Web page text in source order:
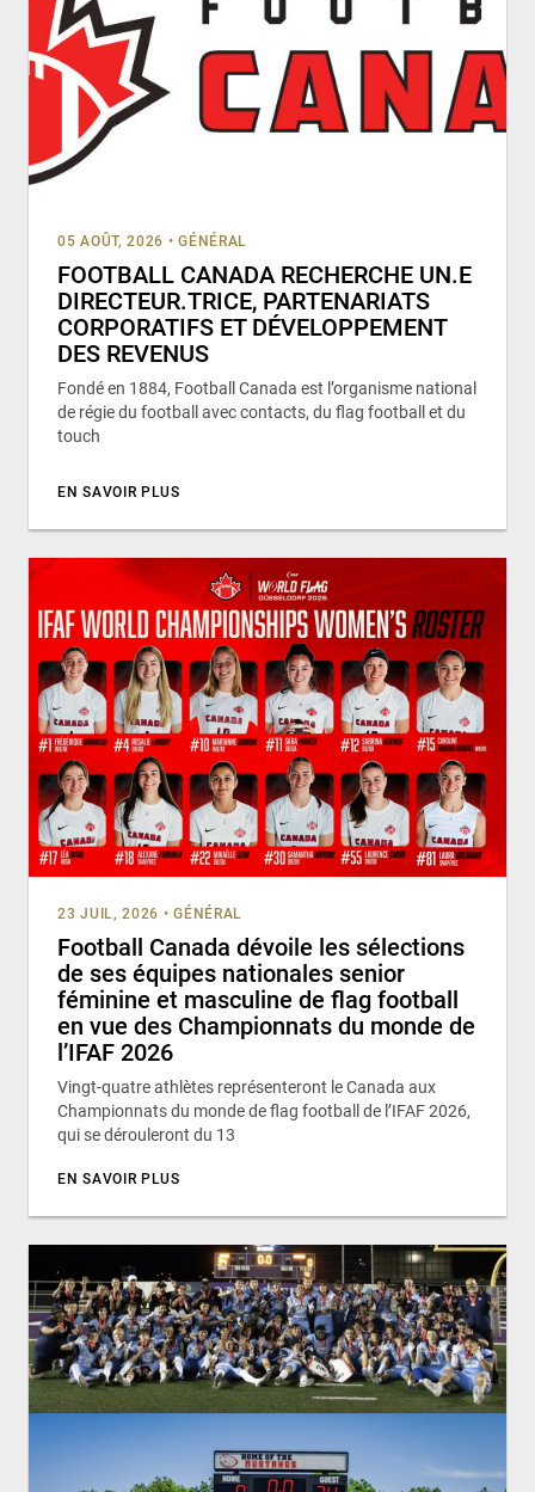
05 AOÛT, 2026 • GÉNÉRAL
FOOTBALL CANADA RECHERCHE UN.E
DIRECTEUR.TRICE, PARTENARIATS
CORPORATIFS ET DÉVELOPPEMENT
DES REVENUS
Fondé en 1884, Football Canada est l’organisme national
de régie du football avec contacts, du flag football et du
touch
EN SAVOIR PLUS
23 JUIL, 2026 • GÉNÉRAL
Football Canada dévoile les sélections
de ses équipes nationales senior
féminine et masculine de flag football
en vue des Championnats du monde de
l’IFAF 2026
Vingt-quatre athlètes représenteront le Canada aux
Championnats du monde de flag football de l’IFAF 2026,
qui se dérouleront du 13
EN SAVOIR PLUS